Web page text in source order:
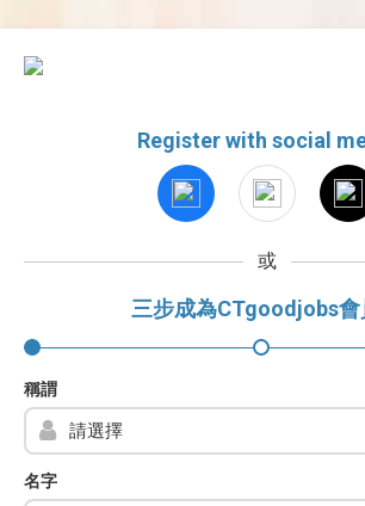
Register with social
或
三步成為CTgoodjobs會
稱謂
名字